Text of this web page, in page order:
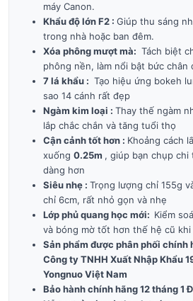
máy Canon.
Khẩu độ lớn F2 : Giúp thu sáng
trong nhà hoặc ban đêm.
Xóa phông mượt mà: Tách biệt
phông nền, làm nổi bật bức chân
7 lá khẩu : Tạo hiệu ứng bokeh
sao 14 cánh rất đẹp
Ngàm kim loại : Thay thế ngàm
lắp chắc chắn và tăng tuổi thọ
Cận cảnh tốt hơn : Khoảng cách
xuống 0.25m , giúp bạn chụp chi
dàng hơn
Siêu nhẹ : Trọng lượng chỉ 155g
chỉ 6cm, rất nhỏ gọn và nhẹ
Lớp phủ quang học mới: Kiểm
và bóng mờ tốt hơn thế hệ cũ
Sản phẩm được phân phối chính
Công ty TNHH Xuất Nhập Khẩu
Yongnuo Việt Nam
Bảo hành chính hãng 12 tháng 1